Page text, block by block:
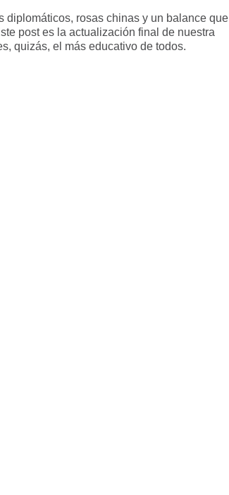
diplomáticos, rosas chinas y un balance que
post es la actualización final de nuestra
quizás, el más educativo de todos.